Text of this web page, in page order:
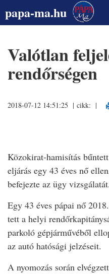
papa-ma.hu
Valótlan
rendőrségen
2018-07-12 14:51:25 | cikk: |
Közokirat-hamisítás
eljárás egy 43 éves nő
befejezte az ügy vizsgálatát.
Egy 43 éves pápai nő
tett a helyi
parkoló gépjárművéből
az autó hatósági jelzéseit.
A nyomozás során